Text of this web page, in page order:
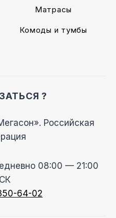
Матрасы
Комоды и тумбы
?
Российская
08:00 — 21:00
64-02